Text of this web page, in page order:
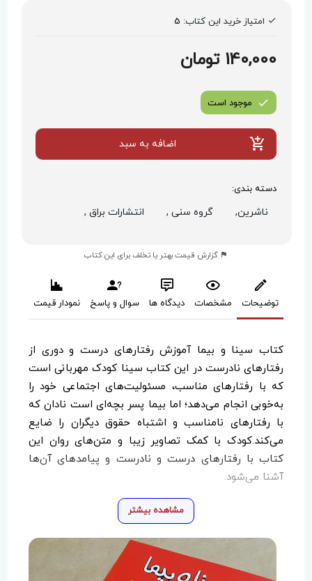
امتیاز خرید این کتاب: 5
140,000 تومان
موجود است
اضافه به سبد
دسته بندی:
ناشرین, گروه سنی , انتشارات براق ,
گزارش قیمت بهتر یا تخلف برای این کتاب
توضیحات مشخصات دیدگاه ها سوال و پاسخ نمودار قیمت
کتاب سینا و بیما آموزش رفتارهای درست و دوری از
رفتارهای نادرست در این کتاب سینا کودک مهربانی است
که با رفتارهای مناسب، مسئولیت‌های اجتماعی خود را
به‌خوبی انجام می‌دهد؛ اما بیما پسر بچه‌ای است نادان که
با رفتارهای نامناسب و اشتباه حقوق دیگران را ضایع
می‌کند.کودک با کمک تصاویر زیبا و متن‌های روان این
کتاب با رفتارهای درست و نادرست و پیامدهای آن‌ها
آشنا می‌شود.
مشاهده بیشتر